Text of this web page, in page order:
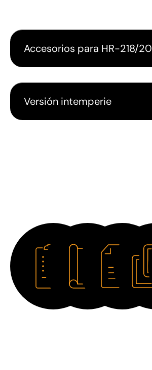
Accesorios para HR-218/20
Versión intemperie